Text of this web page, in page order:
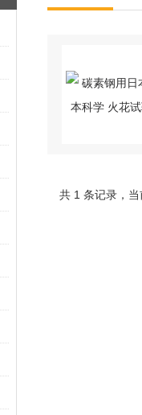
共 1 条记录，